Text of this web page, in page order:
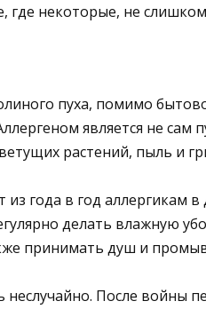
где некоторые, не
пуха, помимо
является не сам
растений, пыль и
года в год аллергикам
делать влажную
принимать душ и
После войны